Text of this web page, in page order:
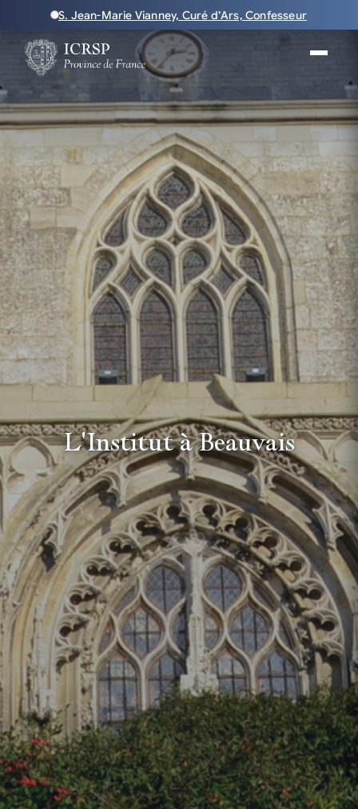
S. Jean-Marie Vianney, Curé d’Ars, Confesseur
L'Institut à Beauvais